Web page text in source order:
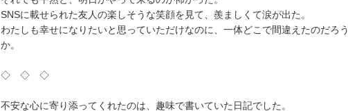
SNSに載せられた友人の楽しそうな笑顔を見て、羨ましくて涙が出た。
わたしも幸せになりたいと思っていただけなのに、一体どこで間違えたのだろう
か。
◇ ◇ ◇
不安な心に寄り添ってくれたのは、趣味で書いていた日記でした。